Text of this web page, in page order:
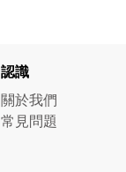
認識
關於我們
常見問題